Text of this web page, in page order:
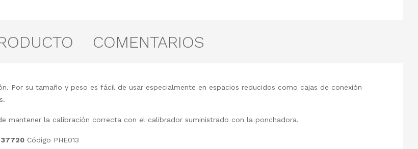
COMENTARIOS
Por su tamaño y peso es fácil de usar especialmente en espacios reducidos como cajas de conexión
mantener la calibración correcta con el calibrador suministrado con la ponchadora.
37720 Código PHE013